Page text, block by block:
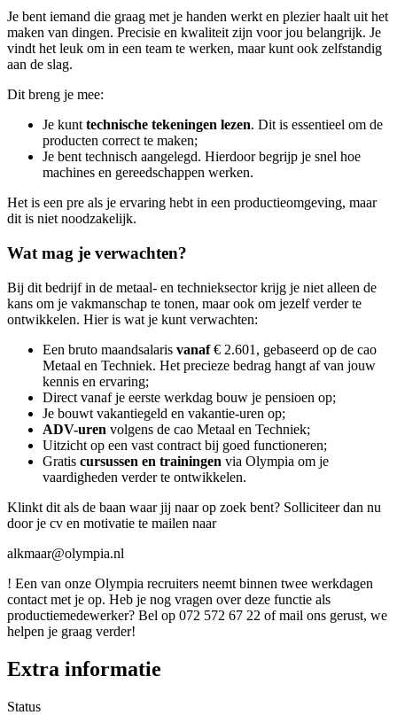
Je bent iemand die graag met je handen werkt en plezier haalt uit het
maken van dingen. Precisie en kwaliteit zijn voor jou belangrijk. Je
vindt het leuk om in een team te werken, maar kunt ook zelfstandig
aan de slag.
Dit breng je mee:
Je kunt technische tekeningen lezen. Dit is essentieel om de
producten correct te maken;
Je bent technisch aangelegd. Hierdoor begrijp je snel hoe
machines en gereedschappen werken.
Het is een pre als je ervaring hebt in een productieomgeving, maar
dit is niet noodzakelijk.
Wat mag je verwachten?
Bij dit bedrijf in de metaal- en technieksector krijg je niet alleen de
kans om je vakmanschap te tonen, maar ook om jezelf verder te
ontwikkelen. Hier is wat je kunt verwachten:
Een bruto maandsalaris vanaf€ 2.601, gebaseerd op de cao
Metaal en Techniek. Het precieze bedrag hangt af van jouw
kennis en ervaring;
Direct vanaf je eerste werkdag bouw je pensioen op;
Je bouwt vakantiegeld en vakantie-uren op;
ADV-uren volgens de cao Metaal en Techniek;
Uitzicht op een vast contract bij goed functioneren;
Gratis cursussen en trainingen via Olympia om je
vaardigheden verder te ontwikkelen.
Klinkt dit als de baan waar jij naar op zoek bent? Solliciteer dan nu
door je cv en motivatie te mailen naar
alkmaar@olympia.nl
! Een van onze Olympia recruiters neemt binnen twee werkdagen
contact met je op. Heb je nog vragen over deze functie als
productiemedewerker? Bel op 072 572 67 22 of mail ons gerust, we
helpen je graag verder!
Extra informatie
Status